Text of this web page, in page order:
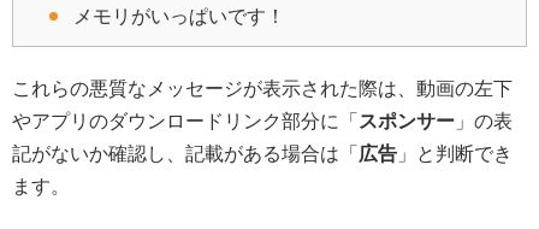
メモリがいっぱいです！
これらの悪質なメッセージが表示された際は、動画の左下
やアプリのダウンロードリンク部分に「スポンサー 」の表
記がないか確認し、記載がある場合は「広告 」と判断でき
ます。